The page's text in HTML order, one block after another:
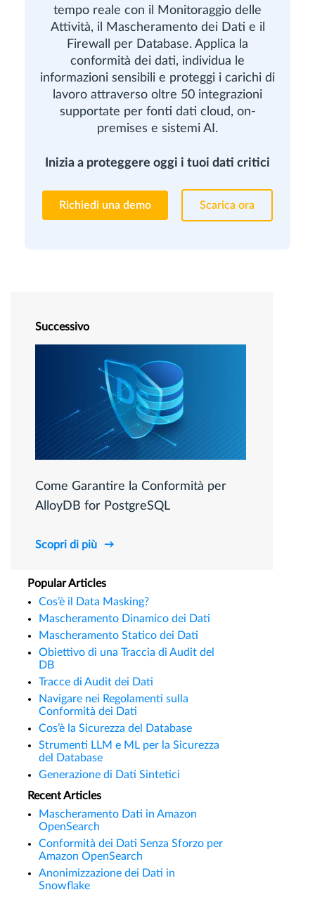
tempo reale con il Monitoraggio delle
Attività, il Mascheramento dei Dati e il
Firewall per Database. Applica la
conformità dei dati, individua le
informazioni sensibili e proteggi i carichi di
lavoro attraverso oltre 50 integrazioni
supportate per fonti dati cloud, on-
premises e sistemi AI.
Inizia a proteggere oggi i tuoi dati critici
Richiedi una demo Scarica ora
Successivo
Come Garantire la Conformità per
AlloyDB for PostgreSQL
Scopri di più
Popular Articles
Cos’è il Data Masking?
Mascheramento Dinamico dei Dati
Mascheramento Statico dei Dati
Obiettivo di una Traccia di Audit del
DB
Tracce di Audit dei Dati
Navigare nei Regolamenti sulla
Conformità dei Dati
Cos’è la Sicurezza del Database
Strumenti LLM e ML per la Sicurezza
del Database
Generazione di Dati Sintetici
Recent Articles
Mascheramento Dati in Amazon
OpenSearch
Conformità dei Dati Senza Sforzo per
Amazon OpenSearch
Anonimizzazione dei Dati in
Snowflake